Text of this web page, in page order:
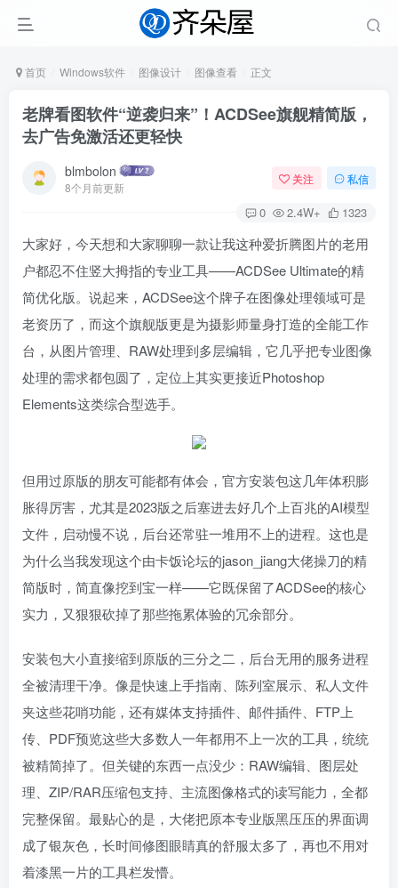
首页 Windows软件 图像设计 图像查看 正文
老牌看图软件“逆袭归来”！ACDSee旗舰精简版，
去广告免激活还更轻快
blmbolon
8个月前更新
关注 私信
0 2.4W+ 1323
大家好，今天想和大家聊聊一款让我这种爱折腾图片的老用
户都忍不住竖大拇指的专业工具——ACDSee Ultimate的精
简优化版。说起来，ACDSee这个牌子在图像处理领域可是
老资历了，而这个旗舰版更是为摄影师量身打造的全能工作
台，从图片管理、RAW处理到多层编辑，它几乎把专业图像
处理的需求都包圆了，定位上其实更接近Photoshop
Elements这类综合型选手。
但用过原版的朋友可能都有体会，官方安装包这几年体积膨
胀得厉害，尤其是2023版之后塞进去好几个上百兆的AI模型
文件，启动慢不说，后台还常驻一堆用不上的进程。这也是
为什么当我发现这个由卡饭论坛的jason_jiang大佬操刀的精
简版时，简直像挖到宝一样——它既保留了ACDSee的核心
实力，又狠狠砍掉了那些拖累体验的冗余部分。
安装包大小直接缩到原版的三分之二，后台无用的服务进程
全被清理干净。像是快速上手指南、陈列室展示、私人文件
夹这些花哨功能，还有媒体支持插件、邮件插件、FTP上
传、PDF预览这些大多数人一年都用不上一次的工具，统统
被精简掉了。但关键的东西一点没少：RAW编辑、图层处
理、ZIP/RAR压缩包支持、主流图像格式的读写能力，全都
完整保留。最贴心的是，大佬把原本专业版黑压压的界面调
成了银灰色，长时间修图眼睛真的舒服太多了，再也不用对
着漆黑一片的工具栏发懵。